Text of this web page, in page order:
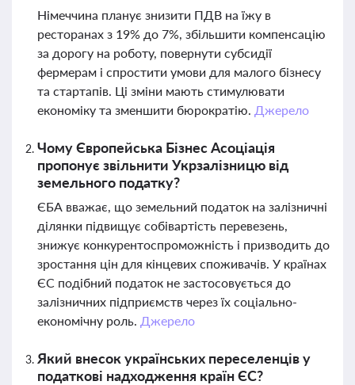
Німеччина планує знизити ПДВ на їжу в
ресторанах з 19% до 7%, збільшити компенсацію
за дорогу на роботу, повернути субсидії
фермерам і спростити умови для малого бізнесу
та стартапів. Ці зміни мають стимулювати
економіку та зменшити бюрократію. Джерело
Чому Європейська Бізнес Асоціація
пропонує звільнити Укрзалізницю від
земельного податку?
ЄБА вважає, що земельний податок на залізничні
ділянки підвищує собівартість перевезень,
знижує конкурентоспроможність і призводить до
зростання цін для кінцевих споживачів. У країнах
ЄС подібний податок не застосовується до
залізничних підприємств через їх соціально-
економічну роль. Джерело
Який внесок українських переселенців у
податкові надходження країн ЄС?